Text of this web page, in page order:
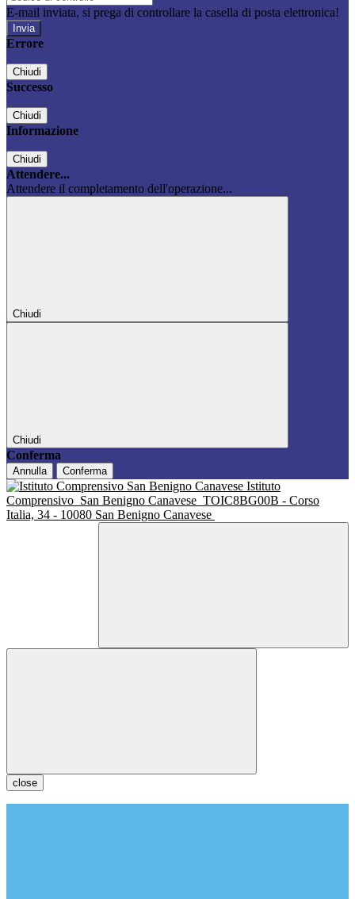
E-mail inviata, si prega di controllare la casella di posta elettronica!
Errore
Chiudi
Successo
Chiudi
Informazione
Chiudi
Attendere...
Attendere il completamento dell'operazione...
Chiudi
Chiudi
Conferma
Annulla Conferma
Istituto
Comprensivo San Benigno Canavese TOIC8BG00B - Corso
Italia, 34 - 10080 San Benigno Canavese
close